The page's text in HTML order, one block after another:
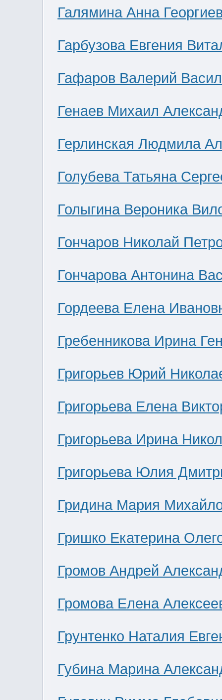
Галямина Анна
Гарбузова Евгения
Гафаров Валерий
Генаев Михаил
Герлинская Людмила
Голубева Татьяна
Голыгина Вероника
Гончаров Николай
Гончарова Антонина
Гордеева Елена
Гребенникова Ирина
Григорьев Юрий
Григорьева Елена
Григорьева Ирина
Григорьева Юлия
Гридина Мария
Гришко Екатерина
Громов Андрей
Громова Елена
Грунтенко Наталия
Губина Марина